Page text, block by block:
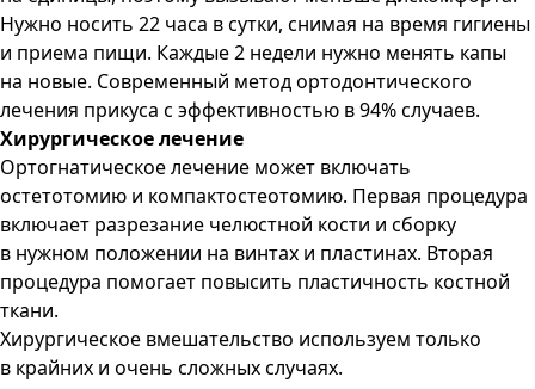
Нужно носить 22 часа в сутки, снимая на время гигиены
и приема пищи. Каждые 2 недели нужно менять капы
на новые. Современный метод ортодонтического
лечения прикуса с эффективностью в 94% случаев.
Хирургическое лечение
Ортогнатическое лечение может включать
остетотомию и компактостеотомию. Первая процедура
включает разрезание челюстной кости и сборку
в нужном положении на винтах и пластинах. Вторая
процедура помогает повысить пластичность костной
ткани.
Хирургическое вмешательство используем только
в крайних и очень сложных случаях.